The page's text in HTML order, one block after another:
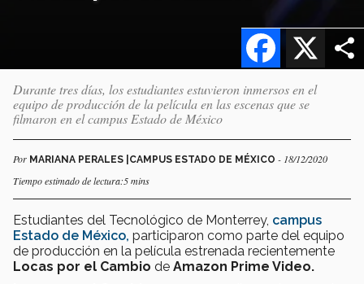
X
Facebook
Durante tres días, los estudiantes estuvieron inmersos en el
equipo de producción de la película en las escenas que se
filmaron en el campus Estado de México
Por MARIANA PERALES |CAMPUS ESTADO DE MÉXICO - 18/12/2020
Tiempo estimado de lectura:5 mins
Estudiantes del Tecnológico de Monterrey, campus
Estado de México, participaron como parte del equipo
de producción en la película estrenada recientemente
Locas por el Cambio de Amazon Prime Video.